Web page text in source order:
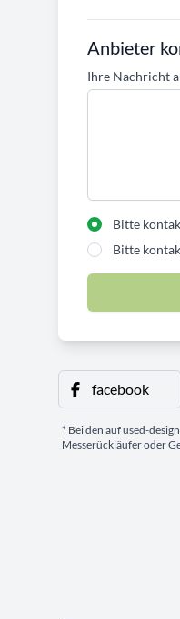
Anbieter
Ihre Nachricht
Bitte
Bitte
facebook
* Bei den auf used-
Messerückläufer oder